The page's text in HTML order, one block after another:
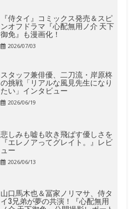
『侍タイ』コミックス発売＆スピ
ンオフドラマ『心配無用ノ介 天下
御免』も漫画化！
2026/07/03
スタッフ兼俳優、二刀流・岸原柊
の挑戦「リアルな風見先生になり
たい」インタビュー
2026/06/19
悲しみも嘘も吹き飛ばす優しさを
『エレノアってグレイト。』レビ
ュー
2026/06/13
山口馬木也＆冨家ノリマサ、侍タ
イ3兄弟が夢の共演！『心配無用